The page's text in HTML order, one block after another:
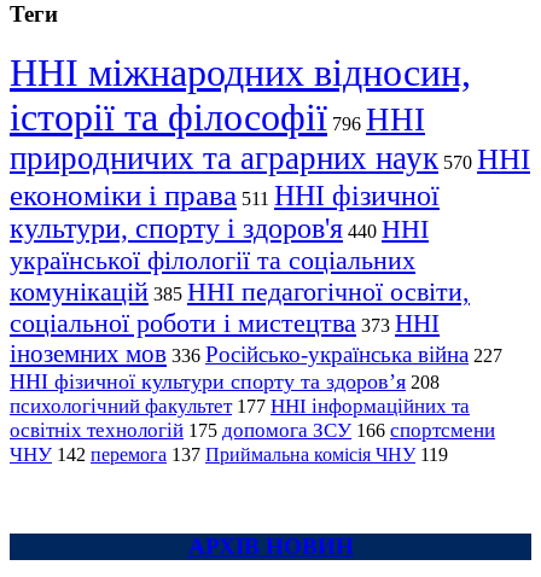
Теги
ННІ міжнародних відносин,
історії та філософії 796 ННІ
природничих та аграрних наук 570 ННІ
економіки і права 511 ННІ фізичної
культури, спорту і здоров'я 440 ННІ
української філології та соціальних
комунікацій 385 ННІ педагогічної освіти,
соціальної роботи і мистецтва 373 ННІ
іноземних мов 336 Російсько-українська війна 227
ННІ фізичної культури спорту та здоров’я 208
психологічний факультет 177 ННІ інформаційних та
освітніх технологій 175 допомога ЗСУ 166 спортсмени
ЧНУ 142 перемога 137 Приймальна комісія ЧНУ 119
АРХІВ НОВИН